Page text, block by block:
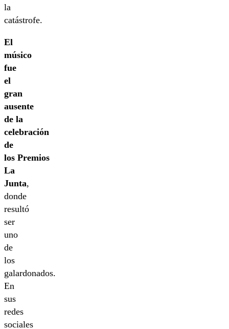
la
catástrofe.
El
músico
fue
el
gran
ausente
de la
celebración
de
los Premios
La
Junta,
donde
resultó
ser
uno
de
los
galardonados.
En
sus
redes
sociales